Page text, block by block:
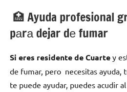
🏥 Ayuda profesional
pаrа dejar dе fumar
Si eres residente dе Cuarte у
dе fumar, pero necesitas ayuda,
te puede ayudar, puedes acudir